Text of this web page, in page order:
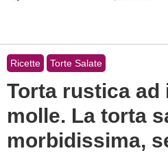
Ricette Torte Salate
Torta rustica ad
molle. La torta
morbidissima,